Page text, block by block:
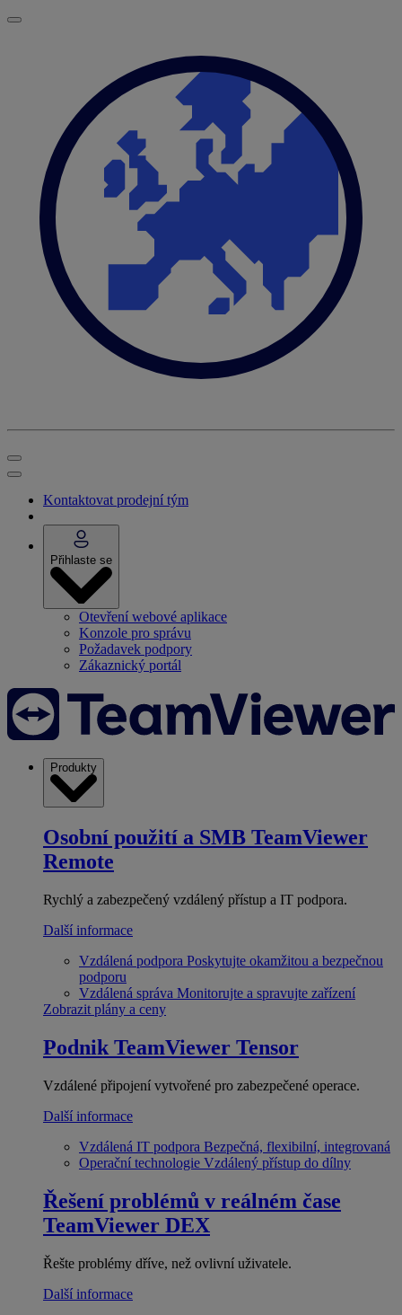
Kontaktovat prodejní tým
Přihlaste se
Otevření webové aplikace
Konzole pro správu
Požadavek podpory
Zákaznický portál
Produkty
Osobní použití a SMB TeamViewer
Remote
Rychlý a zabezpečený vzdálený přístup a IT podpora.
Další informace
Vzdálená podpora Poskytujte okamžitou a bezpečnou
podporu
Vzdálená správa Monitorujte a spravujte zařízení
Zobrazit plány a ceny
Podnik TeamViewer Tensor
Vzdálené připojení vytvořené pro zabezpečené operace.
Další informace
Vzdálená IT podpora Bezpečná, flexibilní, integrovaná
Operační technologie Vzdálený přístup do dílny
Řešení problémů v reálném čase
TeamViewer DEX
Řešte problémy dříve, než ovlivní uživatele.
Další informace